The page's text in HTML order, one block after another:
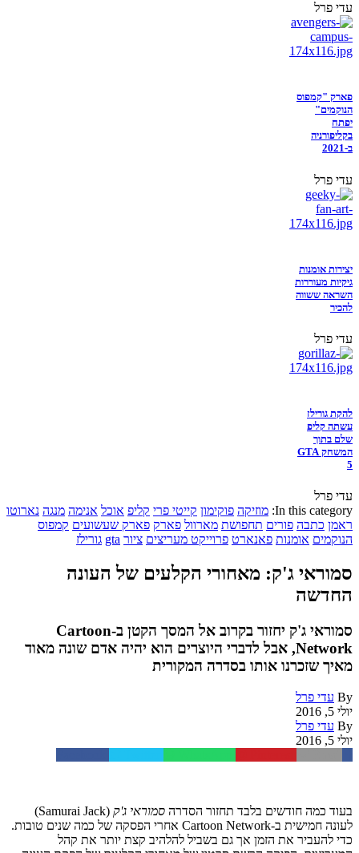
עדי פרל
פארק "קמפוס
הנוקמים"
יפתח
בקליפורניה
ב-2021
עדי פרל
יצירות אומנות
גיקיות מעוררות
השראה ששווה
להכיר
עדי פרל
להקת גורילז
עשתה קליפ
שלם בתוך
המשחק GTA
5
עדי פרל
In this category: מוזיקה פוקימון קייטי פרי קליפ אוכל אנימה מנגה נארוטו
ראמן כתבה פורים תחפושת מארוול פארק פארק שעשועים קמפוס
הנוקמים אומנות פאנארט פרוייקט מעריצים ציור gta גורילז
סמוראי ג'ק: מאחורי הקלעים של העונה
החדשה
סמוראי ג'ק יחזור בקרוב אל המסך הקטן ב-Cartoon
Network, אבל לדברי היוצרים הוא יהיה אדם שונה מאוד
מאיך שזכרנו אותו בסדרה המקורית
By עדי פרל
יולי 5, 2016
By עדי פרל
יולי 5, 2016
בעוד כמה חודשים בלבד תחזור הסדרה סמוראי ג'ק
(Samurai Jack)
לעונה חמישית ב-Cartoon Network אחרי הפסקה של כמה שנים טובות.
כדי להעביר את הזמן אך גם בשביל להלהיב קצת יותר את קהל